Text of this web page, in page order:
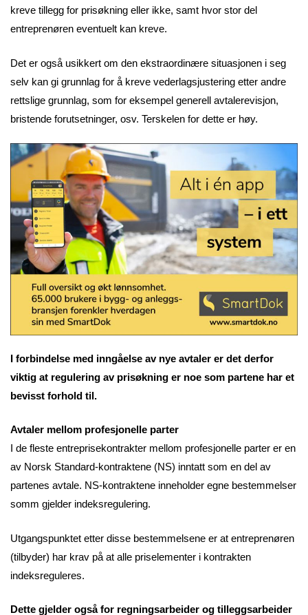
kreve tillegg for prisøkning eller ikke, samt hvor stor del
entreprenøren eventuelt kan kreve.
Det er også usikkert om den ekstraordinære situasjonen i seg
selv kan gi grunnlag for å kreve vederlagsjustering etter andre
rettslige grunnlag, som for eksempel generell avtalerevisjon,
bristende forutsetninger, osv. Terskelen for dette er høy.
I forbindelse med inngåelse av nye avtaler er det derfor
viktig at regulering av prisøkning er noe som partene har et
bevisst forhold til.
Avtaler mellom profesjonelle parter
I de fleste entreprisekontrakter mellom profesjonelle parter er en
av Norsk Standard-kontraktene (NS) inntatt som en del av
partenes avtale. NS-kontraktene inneholder egne bestemmelser
somm gjelder indeksregulering.
Utgangspunktet etter disse bestemmelsene er at entreprenøren
(tilbyder) har krav på at alle priselementer i kontrakten
indeksreguleres.
Dette gjelder også for regningsarbeider og tilleggsarbeider